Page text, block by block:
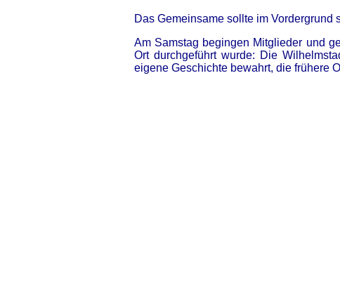
Das Gemeinsame sollte im
Am Samstag begingen Mitglieder und
Ort durchgeführt wurde: Die
eigene Geschichte bewahrt, die frühere